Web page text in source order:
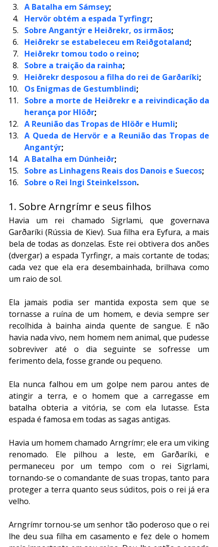
A Batalha em Sámsey;
Hervör obtém a espada Tyrfingr;
Sobre Angantýr e Heiðrekr, os irmãos;
Heiðrekr se estabeleceu em Reiðgotaland;
Heiðrekr tomou todo o reino;
Sobre a traição da rainha;
Heiðrekr desposou a filha do rei de Garðaríki;
Os Enigmas de Gestumblindi;
Sobre a morte de Heiðrekr e a reivindicação da
herança por Hlöðr;
A Reunião das Tropas de Hlöðr e Humli;
A Queda de Hervör e a Reunião das Tropas de
Angantýr;
A Batalha em Dúnheiðr;
Sobre as Linhagens Reais dos Danois e Suecos;
Sobre o Rei Ingi Steinkelsson.
1. Sobre Arngrímr e seus filhos
Havia um rei chamado Sigrlami, que governava
Garðaríki (Rússia de Kiev). Sua filha era Eyfura, a mais
bela de todas as donzelas. Este rei obtivera dos anões
(dvergar) a espada Tyrfingr, a mais cortante de todas;
cada vez que ela era desembainhada, brilhava como
um raio de sol.
Ela jamais podia ser mantida exposta sem que se
tornasse a ruína de um homem, e devia sempre ser
recolhida à bainha ainda quente de sangue. E não
havia nada vivo, nem homem nem animal, que pudesse
sobreviver até o dia seguinte se sofresse um
ferimento dela, fosse grande ou pequeno.
Ela nunca falhou em um golpe nem parou antes de
atingir a terra, e o homem que a carregasse em
batalha obteria a vitória, se com ela lutasse. Esta
espada é famosa em todas as sagas antigas.
Havia um homem chamado Arngrímr; ele era um viking
renomado. Ele pilhou a leste, em Garðaríki, e
permaneceu por um tempo com o rei Sigrlami,
tornando-se o comandante de suas tropas, tanto para
proteger a terra quanto seus súditos, pois o rei já era
velho.
Arngrímr tornou-se um senhor tão poderoso que o rei
lhe deu sua filha em casamento e fez dele o homem